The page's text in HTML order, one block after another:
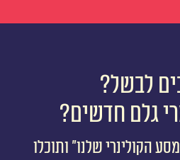
לבשל?
גלם חדשים?
הקולינרי שלנו״ ותוכלו